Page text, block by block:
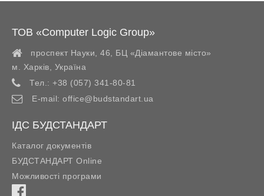
ТОВ «Computer Logic Group»
проспект Науки, 46, БЦ «Діамантове місто»
м. Харків
Україна
Тел.: +38 (057) 341-80-81
E-mail: office@budstandart.ua
ІДС БУДСТАНДАРТ
Каталог документів
БУДСТАНДАРТ Online
Можливості програми